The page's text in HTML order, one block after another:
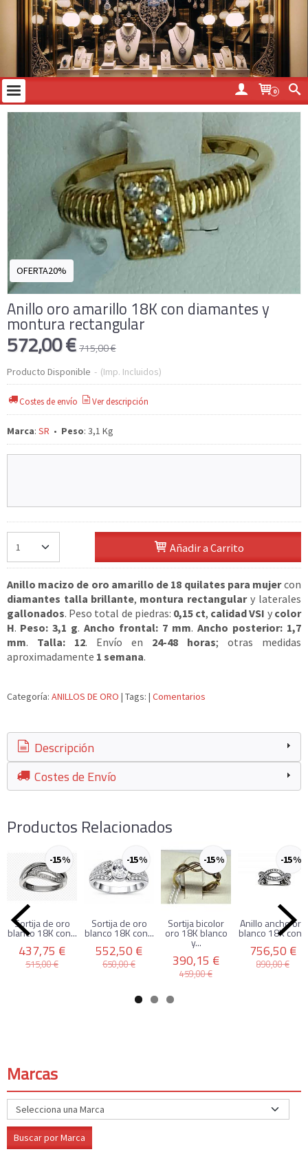
0
Marcas
OFERTA20%
Anillo oro amarillo 18K con diamantes y
montura rectangular
572,00 €715,00 €
Producto Disponible - (Imp. Incluidos)
Costes de envío Ver descripción
Marca: SR • Peso: 3,1 Kg
Añadir a Carrito
Anillo macizo de oro amarillo de 18 quilates para mujercon
diamantes talla brillante, montura rectangulary laterales
gallonados. Peso total de piedras: 0,15 ct, calidad VSI y color
H. Peso: 3,1 g. Ancho frontal: 7 mm. Ancho posterior: 1,7
mm. Talla: 12. Envío en 24-48 horas; otras medidas
aproximadamente 1 semana.
Categoría: ANILLOS DE ORO | Tags: | Comentarios
Descripción
Costes de Envío
Productos Relacionados
-15 %
Sortija de oro
blanco 18K con...
437,75 €
515,00 €
-15 %
Sortija de oro
blanco 18K con...
552,50 €
650,00 €
-15 %
Sortija bicolor
oro 18K blanco
y...
390,15 €
459,00 €
-15 %
Anillo ancho oro
blanco 18K con...
756,50 €
890,00 €